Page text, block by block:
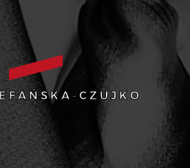
CZUJKO